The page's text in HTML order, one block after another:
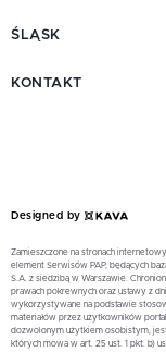
ŚLĄSK
KONTAKT
Designed by
Zamieszczone na stronach
element Serwisów PAP, będących
S.A. z siedzibą w Warszawie.
prawach pokrewnych oraz ustawy z
wykorzystywane na podstawie
materiałów przez użytkowników
dozwolonym użytkiem osobistym, jest
których mowa w art. 25 ust. 1 pkt. b)